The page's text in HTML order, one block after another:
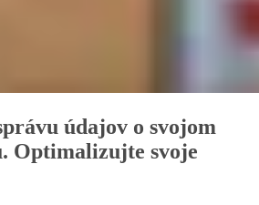
údajov o svojom
Optimalizujte svoje